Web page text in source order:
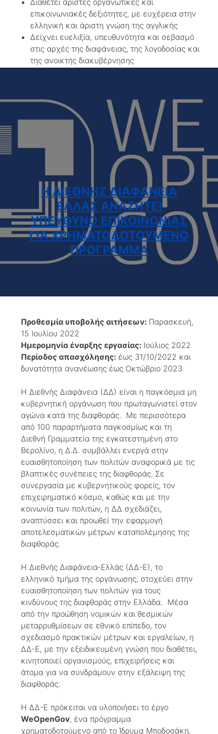
επικοινωνιακές δεξιότητες, με ευχέρεια στην
ελληνική και άριστη γνώση της αγγλικής
Δείχνει ευελιξία, υπευθυνότητα και σεβασμό
στις αρχές της διαφάνειας, της λογοδοσίας και
της ανοικτής διακυβέρνησης
Η ΔΙΕΘΝΗΣ ΔΙΑΦΑΝΕΙΑ
ΕΛΛΑΣ ΑΝΑΖΗΤΕΙ
ΥΠΕΥΘΥΝΟ ΕΠΙΚΟΙΝΩΝΙΑΣ
ΓΙΑ ΧΡΗΜΑΤΟΔΟΤΟΥΜΕΝΟ
ΠΡΟΓΡΑΜΜΑ
Προθεσμία υποβολής αιτήσεων: Παρασκευή,
15 Ιουλίου 2022
Ημερομηνία έναρξης εργασίας: Ιούλιος 2022
Περίοδος απασχόλησης: έως 31/10/2022 και
δυνατότητα ανανέωσης έως Οκτώβριο 2023
Η Διεθνής Διαφάνεια (ΔΔ) είναι η παγκόσμια μη
κυβερνητική οργάνωση που πρωταγωνιστεί στον
αγώνα κατά της διαφθοράς. Με περισσότερα
από 100 παραρτήματα παγκοσμίως και τη
Διεθνή Γραμματεία της εγκατεστημένη στο
Βερολίνο, η Δ.Δ. συμβάλλει ενεργά στην
ευαισθητοποίηση των πολιτών αναφορικά με τις
βλαπτικές συνέπειες της διαφθοράς. Σε
συνεργασία με κυβερνητικούς φορείς, τον
επιχειρηματικό κόσμο, καθώς και με την
κοινωνία των πολιτών, η ΔΔ σχεδιάζει,
αναπτύσσει και προωθεί την εφαρμογή
αποτελεσματικών μέτρων καταπολέμησης της
διαφθοράς.
Η Διεθνής Διαφάνεια-Ελλάς (ΔΔ-Ε), το
ελληνικό τμήμα της οργάνωσης, στοχεύει στην
ευαισθητοποίηση των πολιτών για τους
κινδύνους της διαφθοράς στην Ελλάδα. Μέσα
από την προώθηση νομικών και θεσμικών
μεταρρυθμίσεων σε εθνικό επίπεδο, τον
σχεδιασμό πρακτικών μέτρων και εργαλείων, η
ΔΔ-Ε, με την εξειδικευμένη γνώση που διαθέτει,
κινητοποιεί οργανισμούς, επιχειρήσεις και
άτομα για να συνδράμουν στην εξάλειψη της
διαφθοράς.
Η ΔΔ-Ε πρόκειται να υλοποιήσει το έργο
WeOpenGov, ένα πρόγραμμα
χρηματοδοτούμενο από το Ίδρυμα Μποδοσάκη,